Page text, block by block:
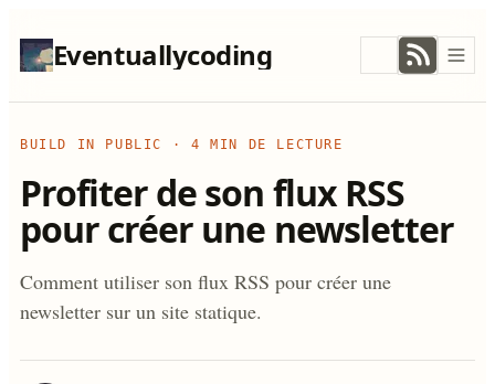
Eventuallycoding
BUILD IN PUBLIC · 4 MIN DE LECTURE
Profiter de son flux RSS
pour créer une newsletter
Comment utiliser son flux RSS pour créer une
newsletter sur un site statique.